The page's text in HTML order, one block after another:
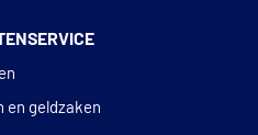
en geldzaken